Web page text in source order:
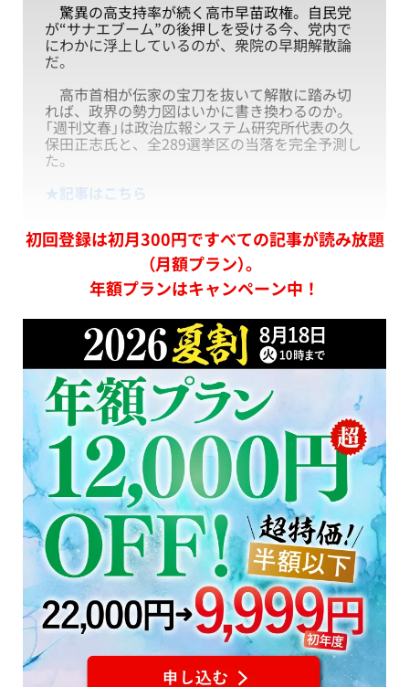
驚異の高支持率が続く高市早苗政権。自民党
が“サナエブーム”の後押しを受ける今、党内で
にわかに浮上しているのが、衆院の早期解散論
だ。
高市首相が伝家の宝刀を抜いて解散に踏み切
れば、政界の勢力図はいかに書き換わるのか。
「週刊文春」は政治広報システム研究所代表の久
保田正志氏と、全289選挙区の当落を完全予測し
た。
★記事はこちら
初回登録は初月300円ですべての記事が読み放題
（月額プラン）。
年額プランはキャンペーン中！